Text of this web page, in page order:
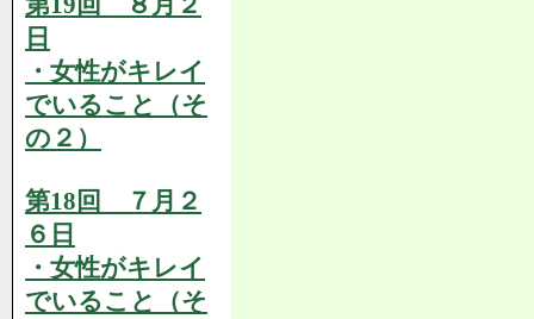
日
・女性がキレイ
でいること（そ
の２）
第18回 ７月２
６日
・女性がキレイ
でいること（そ